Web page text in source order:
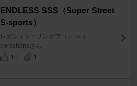
ENDLESS SSS（Super Street
S-sports）
レガシィツーリングワゴン [BP]
dorachansさん
10
1